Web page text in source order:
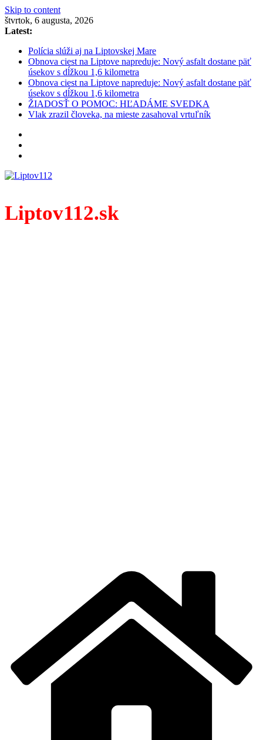
Skip to content
štvrtok, 6 augusta, 2026
Latest:
Polícia slúži aj na Liptovskej Mare
Obnova ciest na Liptove napreduje: Nový asfalt dostane päť
úsekov s dĺžkou 1,6 kilometra
Obnova ciest na Liptove napreduje: Nový asfalt dostane päť
úsekov s dĺžkou 1,6 kilometra
ŽIADOSŤ O POMOC: HĽADÁME SVEDKA
Vlak zrazil človeka, na mieste zasahoval vrtuľník
Liptov112.sk